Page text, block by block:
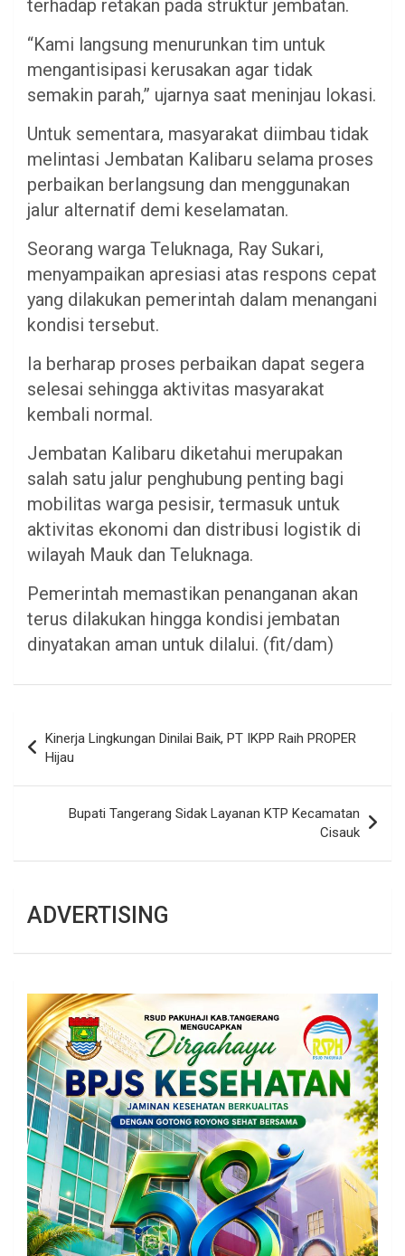
terhadap retakan pada struktur jembatan.
“Kami langsung menurunkan tim untuk
mengantisipasi kerusakan agar tidak
semakin parah,” ujarnya saat meninjau lokasi.
Untuk sementara, masyarakat diimbau tidak
melintasi Jembatan Kalibaru selama proses
perbaikan berlangsung dan menggunakan
jalur alternatif demi keselamatan.
Seorang warga Teluknaga, Ray Sukari,
menyampaikan apresiasi atas respons cepat
yang dilakukan pemerintah dalam menangani
kondisi tersebut.
Ia berharap proses perbaikan dapat segera
selesai sehingga aktivitas masyarakat
kembali normal.
Jembatan Kalibaru diketahui merupakan
salah satu jalur penghubung penting bagi
mobilitas warga pesisir, termasuk untuk
aktivitas ekonomi dan distribusi logistik di
wilayah Mauk dan Teluknaga.
Pemerintah memastikan penanganan akan
terus dilakukan hingga kondisi jembatan
dinyatakan aman untuk dilalui. (fit/dam)
pos
Kinerja Lingkungan Dinilai Baik, PT IKPP Raih PROPER
Hijau
Bupati Tangerang Sidak Layanan KTP Kecamatan
Cisauk
ADVERTISING